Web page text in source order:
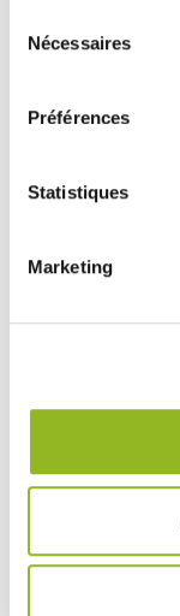
Nécessaires
Préférences
Statistiques
Marketing